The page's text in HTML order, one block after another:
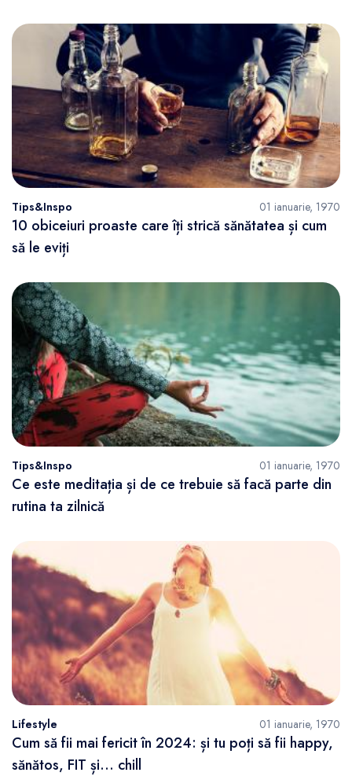
Tips&Inspo 01 ianuarie, 1970
10 obiceiuri proaste care îți strică sănătatea și cum
să le eviți
Tips&Inspo 01 ianuarie, 1970
Ce este meditația și de ce trebuie să facă parte din
rutina ta zilnică
Lifestyle 01 ianuarie, 1970
Cum să fii mai fericit în 2024: și tu poți să fii happy,
sănătos, FIT și… chill